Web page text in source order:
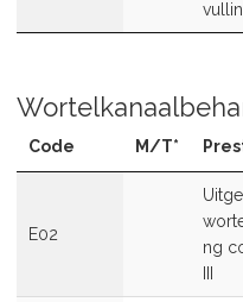
Code M/T*
E02
ng